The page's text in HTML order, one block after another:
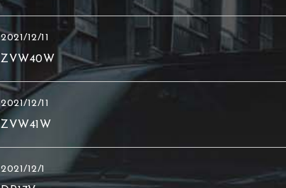
2021/12/11
ZVW40W
2021/12/11
ZVW41W
2021/12/1